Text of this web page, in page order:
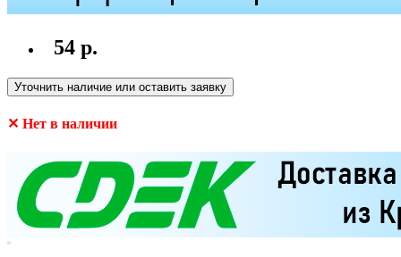
54 р.
Уточнить наличие или оставить заявку
✕ Нет в наличии